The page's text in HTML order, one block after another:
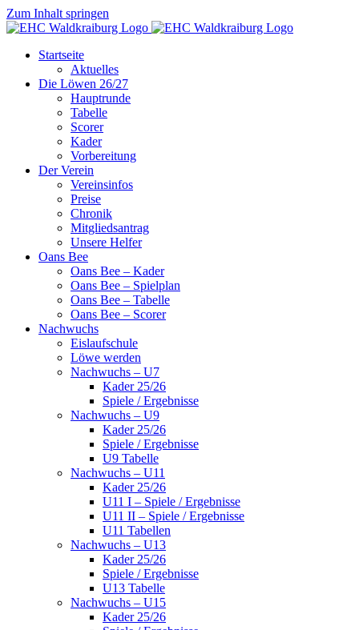
Zum Inhalt springen
Startseite
Aktuelles
Die Löwen 26/27
Hauptrunde
Tabelle
Scorer
Kader
Vorbereitung
Der Verein
Vereinsinfos
Preise
Chronik
Mitgliedsantrag
Unsere Helfer
Oans Bee
Oans Bee – Kader
Oans Bee – Spielplan
Oans Bee – Tabelle
Oans Bee – Scorer
Nachwuchs
Eislaufschule
Löwe werden
Nachwuchs – U7
Kader 25/26
Spiele / Ergebnisse
Nachwuchs – U9
Kader 25/26
Spiele / Ergebnisse
U9 Tabelle
Nachwuchs – U11
Kader 25/26
U11 I – Spiele / Ergebnisse
U11 II – Spiele / Ergebnisse
U11 Tabellen
Nachwuchs – U13
Kader 25/26
Spiele / Ergebnisse
U13 Tabelle
Nachwuchs – U15
Kader 25/26